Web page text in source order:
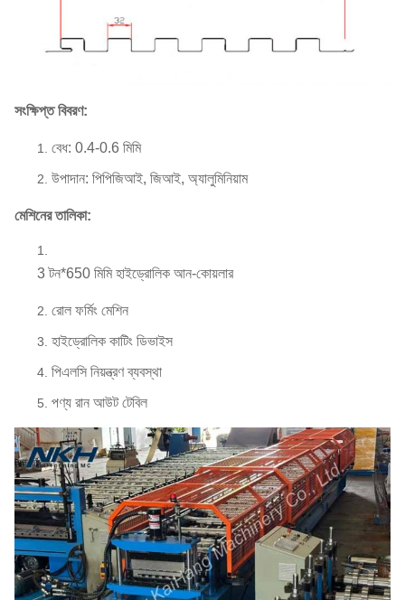
সংক্ষিপ্ত বিবরণ:
বেধ: 0.4-0.6 মিমি
উপাদান: পিপিজিআই, জিআই, অ্যালুমিনিয়াম
মেশিনের তালিকা:
3 টন*650 মিমি হাইড্রোলিক আন-কোয়লার
রোল ফর্মিং মেশিন
হাইড্রোলিক কাটিং ডিভাইস
পিএলসি নিয়ন্ত্রণ ব্যবস্থা
পণ্য রান আউট টেবিল